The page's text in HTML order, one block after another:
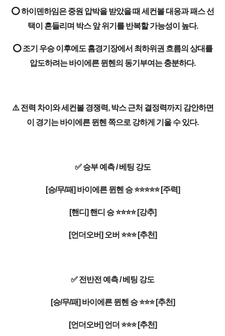
⭕ 하이덴하임은 중원 압박을 받았을 때 세컨볼 대응과 패스 선
택이 흔들리며 박스 앞 위기를 반복할 가능성이 높다.
⭕ 조기 우승 이후에도 홈경기장에서 최하위권 흐름의 상대를
압도하려는 바이에른 뮌헨의 동기부여는 충분하다.
⚠️ 전력 차이와 세컨볼 경쟁력, 박스 근처 결정력까지 감안하면
이 경기는 바이에른 뮌헨 쪽으로 강하게 기울 수 있다.
✅ 승부 예측 / 베팅 강도
[승/무/패] 바이에른 뮌헨 승 ⭐⭐⭐⭐⭐ [주력]
[핸디] 핸디 승 ⭐⭐⭐⭐ [강추]
[언더오버] 오버 ⭐⭐⭐ [추천]
✅ 전반전 예측 / 베팅 강도
[승/무/패] 바이에른 뮌헨 승 ⭐⭐⭐ [추천]
[언더오버] 언더 ⭐⭐⭐ [추천]